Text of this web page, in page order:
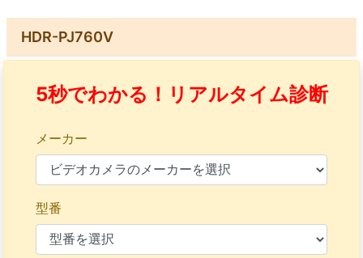
HDR-PJ760V
5秒でわかる！リアルタイム診断
メーカー
型番